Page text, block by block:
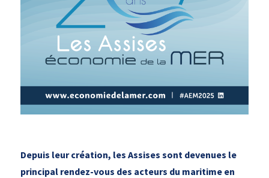
Depuis leur création, les Assises sont devenues le
principal rendez-vous des acteurs du maritime en